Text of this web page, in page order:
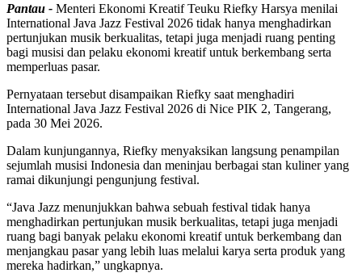
Pantau - Menteri Ekonomi Kreatif Teuku Riefky Harsya menilai
International Java Jazz Festival 2026 tidak hanya menghadirkan
pertunjukan musik berkualitas, tetapi juga menjadi ruang penting
bagi musisi dan pelaku ekonomi kreatif untuk berkembang serta
memperluas pasar.
Pernyataan tersebut disampaikan Riefky saat menghadiri
International Java Jazz Festival 2026 di Nice PIK 2, Tangerang,
pada 30 Mei 2026.
Dalam kunjungannya, Riefky menyaksikan langsung penampilan
sejumlah musisi Indonesia dan meninjau berbagai stan kuliner yang
ramai dikunjungi pengunjung festival.
“Java Jazz menunjukkan bahwa sebuah festival tidak hanya
menghadirkan pertunjukan musik berkualitas, tetapi juga menjadi
ruang bagi banyak pelaku ekonomi kreatif untuk berkembang dan
menjangkau pasar yang lebih luas melalui karya serta produk yang
mereka hadirkan,” ungkapnya.